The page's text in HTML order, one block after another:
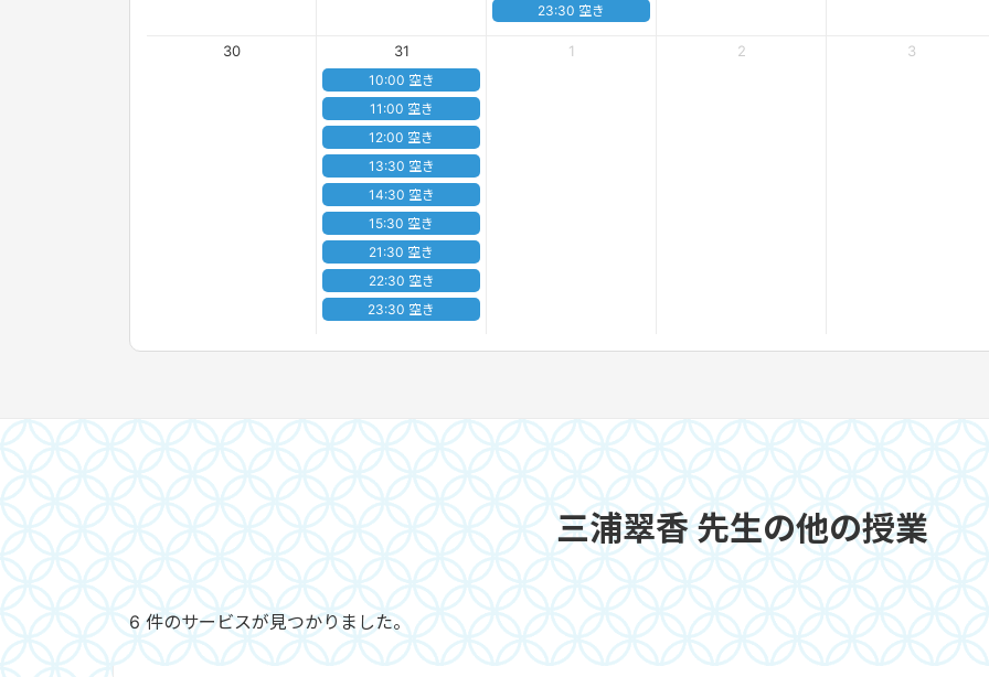
23:30 空き
30 31
10:00 空き
11:00 空き
12:00 空き
13:30 空き
14:30 空き
15:30 空き
21:30 空き
22:30 空き
23:30 空き
1 2 3
三浦翠香 先生の他の授業
6 件のサービスが見つかりました。